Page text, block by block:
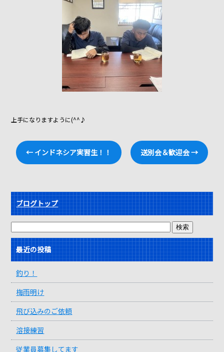
上手になりますように(^^♪
← インドネシア実習生！！ 送別会＆歓迎会→
ブログトップ
最近の投稿
釣り！
梅雨明け
飛び込みのご依頼
溶接練習
従業員募集してます